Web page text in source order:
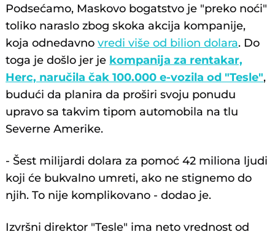
Podsećamo, Maskovo bogatstvo je "preko noći"
toliko naraslo zbog skoka akcija kompanije,
koja odnedavnovredi više od bilion dolara. Do
toga je došlo jer je kompanija za rentakar,
Herc, naručila čak 100.000 e-vozila od "Tesle",
budući da planira da proširi svoju ponudu
upravo sa takvim tipom automobila na tlu
Severne Amerike.
- Šest milijardi dolara za pomoć 42 miliona ljudi
koji će bukvalno umreti, ako ne stignemo do
njih. To nije komplikovano - dodao je.
Izvršni direktor "Tesle" ima neto vrednost od